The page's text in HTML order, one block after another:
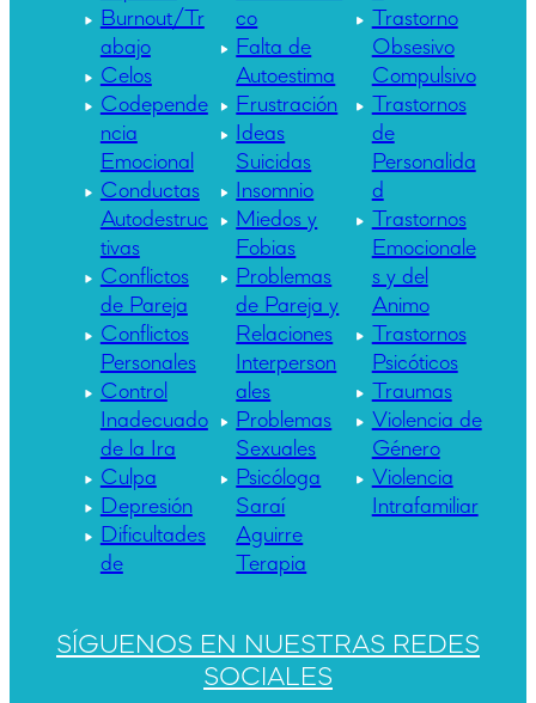
Burnout/Tr
abajo
Celos
Codepende
ncia
Emocional
Conductas
Autodestruc
tivas
Conflictos
de Pareja
Conflictos
Personales
Control
Inadecuado
de la Ira
Culpa
Depresión
Dificultades
de
co
Falta de
Autoestima
Frustración
Ideas
Suicidas
Insomnio
Miedos y
Fobias
Problemas
de Pareja y
Relaciones
Interperson
ales
Problemas
Sexuales
Psicóloga
Saraí
Aguirre
Terapia
Trastorno
Obsesivo
Compulsivo
Trastornos
de
Personalida
d
Trastornos
Emocionale
s y del
Animo
Trastornos
Psicóticos
Traumas
Violencia de
Género
Violencia
Intrafamiliar
SÍGUENOS EN NUESTRAS REDES
SOCIALES